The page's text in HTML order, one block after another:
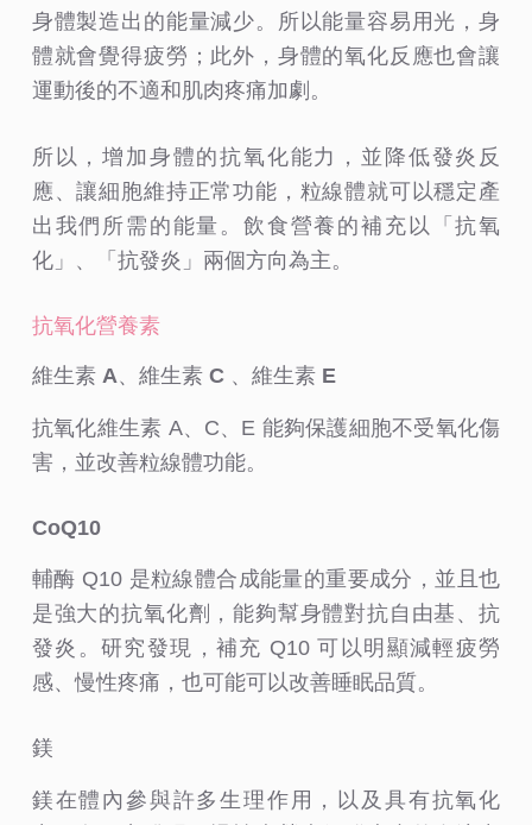
身體製造出的能量減少。所以能量容易用光，身
體就會覺得疲勞；此外，身體的氧化反應也會讓
運動後的不適和肌肉疼痛加劇。
所以，增加身體的抗氧化能力，並降低發炎反
應、讓細胞維持正常功能，粒線體就可以穩定產
出我們所需的能量。飲食營養的補充以「抗氧
化」、「抗發炎」兩個方向為主。
抗氧化營養素
維生素 A、維生素 C 、維生素 E
抗氧化維生素 A、C、E 能夠保護細胞不受氧化傷
害，並改善粒線體功能。
CoQ10
輔酶 Q10 是粒線體合成能量的重要成分，並且也
是強大的抗氧化劑，能夠幫身體對抗自由基、抗
發炎。研究發現，補充 Q10 可以明顯減輕疲勞
感、慢性疼痛，也可能可以改善睡眠品質。
鎂
鎂在體內參與許多生理作用，以及具有抗氧化